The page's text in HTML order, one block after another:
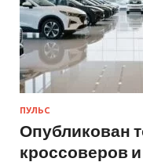
ПУЛЬС
Опубликован
кроссоверов